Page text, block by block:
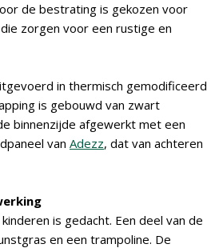
de bestrating is gekozen voor
zorgen voor een rustige en
in thermisch gemodificeerd
is gebouwd van zwart
binnenzijde afgewerkt met een
van Adezz, dat van achteren
is gedacht. Een deel van de
en een trampoline. De